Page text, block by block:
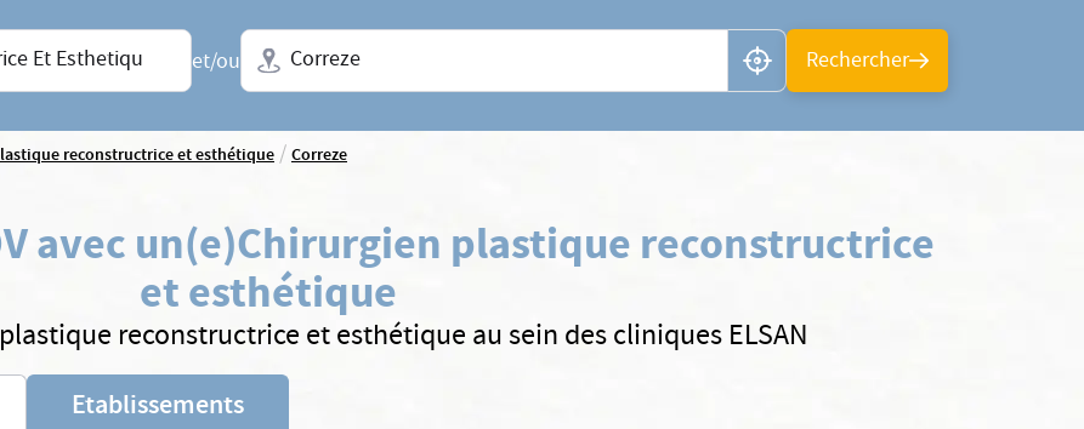
et/ou
Ville + N° de département, région ou CP
Rechercher
reconstructrice et esthétique/Correze
avec un(e)Chirurgien plastique reconstructrice
et esthétique
reconstructrice et esthétique au sein des cliniques ELSAN
Etablissements